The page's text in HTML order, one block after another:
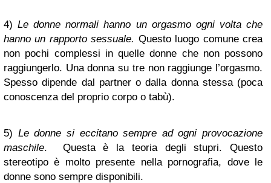
4)Le donne normali hanno un orgasmo ogni volta che
hanno un rapporto sessuale. Questo luogo comune crea
non pochi complessi in quelle donne che non possono
raggiungerlo. Una donna su tre non raggiunge l’orgasmo.
Spesso dipende dal partner o dalla donna stessa (poca
conoscenza del proprio corpo o tabù).
5) Le donne si eccitano sempre ad ogni provocazione
maschile. Questa è la teoria degli stupri. Questo
stereotipo è molto presente nella pornografia, dove le
donne sono sempre disponibili.